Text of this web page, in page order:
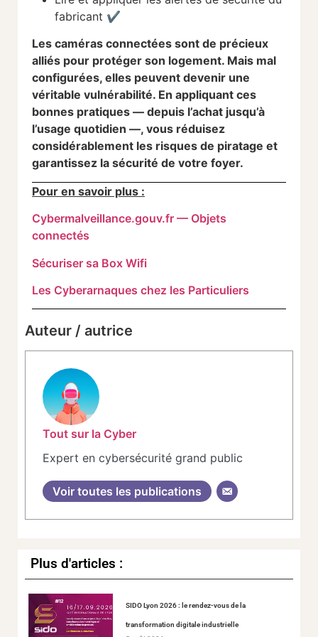
fabricant ✔️
Les caméras connectées sont de précieux
alliés pour protéger son logement. Mais mal
configurées, elles peuvent devenir une
véritable vulnérabilité. En appliquant ces
bonnes pratiques — depuis l’achat jusqu’à
l’usage quotidien —, vous réduisez
considérablement les risques de piratage et
garantissez la sécurité de votre foyer.
Pour en savoir plus :
Cybermalveillance.gouv.fr — Objets
connectés
Sécuriser sa Box Wifi
Les Cyberarnaques chez les Particuliers
Auteur / autrice
Tout sur la Cyber
Expert en cybersécurité grand public
Voir toutes les publications
Plus d'articles :
SIDO Lyon 2026 : le rendez-vous de la
transformation digitale industrielle